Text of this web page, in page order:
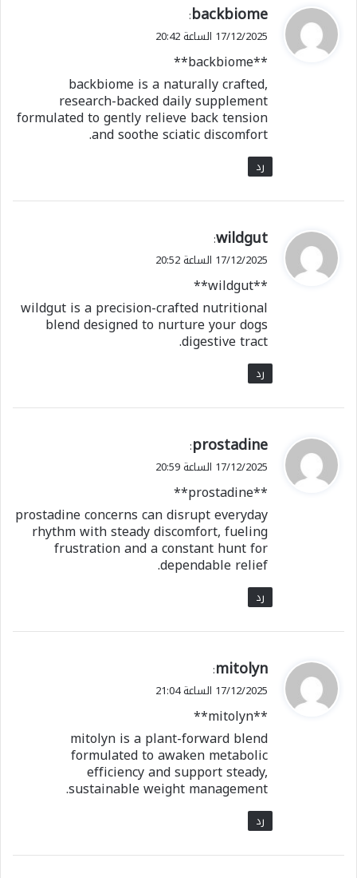
ي
ق
ل
backbiome
:
17/12/2025 الساعة 20:42
**backbiome**
backbiome is a naturally crafted,
research-backed daily supplement
formulated to gently relieve back tension
and soothe sciatic discomfort.
رد
ي
ق
ل
wildgut
:
17/12/2025 الساعة 20:52
**wildgut**
wildgut is a precision-crafted nutritional
blend designed to nurture your dogs
digestive tract.
رد
ي
ق
ل
prostadine
:
17/12/2025 الساعة 20:59
**prostadine**
prostadine concerns can disrupt everyday
rhythm with steady discomfort, fueling
frustration and a constant hunt for
dependable relief.
رد
ي
ق
ل
mitolyn
:
17/12/2025 الساعة 21:04
**mitolyn**
mitolyn is a plant-forward blend
formulated to awaken metabolic
efficiency and support steady,
sustainable weight management.
رد